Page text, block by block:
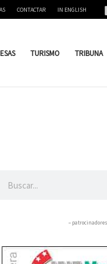
CONTACTAR IN ENGLISH
TURISMO TRIBUNA
–